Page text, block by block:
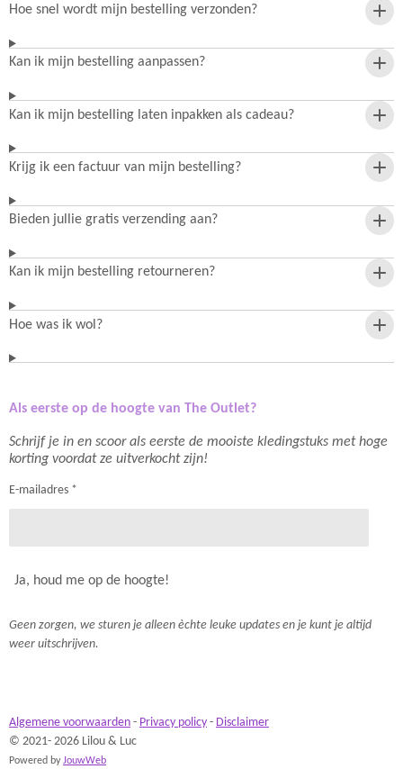
Hoe snel wordt mijn bestelling verzonden?
Kan ik mijn bestelling aanpassen?
Kan ik mijn bestelling laten inpakken als cadeau?
Krijg ik een factuur van mijn bestelling?
Bieden jullie gratis verzending aan?
Kan ik mijn bestelling retourneren?
Hoe was ik wol?
Als eerste op de hoogte van The Outlet?
Schrijf je in en scoor als eerste de mooiste kledingstuks met hoge
korting voordat ze uitverkocht zijn!
E-mailadres *
Ja, houd me op de hoogte!
Geen zorgen, we sturen je alleen èchte leuke updates en je kunt je altijd
weer uitschrijven.
Algemene voorwaarden - Privacy policy - Disclaimer
© 2021- 2026 Lilou & Luc
Powered byJouwWeb